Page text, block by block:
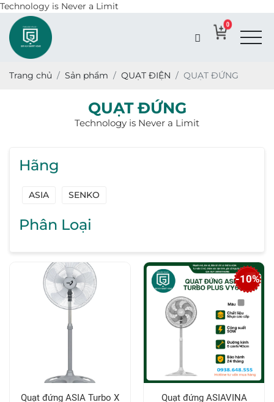
Technology is Never a Limit
0
Trang chủ Sản phẩm QUẠT ĐIỆN QUẠT ĐỨNG
QUẠT ĐỨNG
Technology is Never a Limit
Hãng
ASIA SENKO
Phân Loại
Quạt đứng ASIA Turbo X
-10%
Quạt đứng ASIAVINA